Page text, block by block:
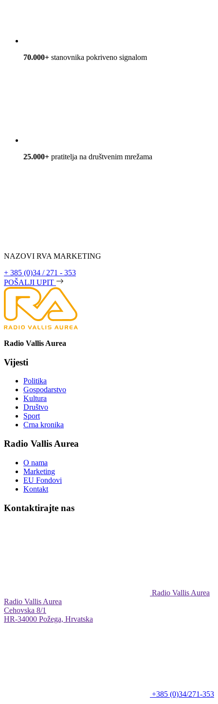
70.000+ stanovnika pokriveno signalom
25.000+ pratitelja na društvenim mrežama
NAZOVI RVA MARKETING
+ 385 (0)34 / 271 - 353
POŠALJI UPIT
Radio Vallis Aurea
Vijesti
Politika
Gospodarstvo
Kultura
Društvo
Sport
Crna kronika
Radio Vallis Aurea
O nama
Marketing
EU Fondovi
Kontakt
Kontaktirajte nas
Radio Vallis Aurea
Radio Vallis Aurea
Cehovska 8/1
HR-34000 Požega, Hrvatska
+385 (0)34/271-353